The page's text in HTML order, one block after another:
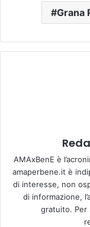
Grana
AMAxBenE è
amaperbene.it è
di interesse, non
di informazione,
gratuito. Per